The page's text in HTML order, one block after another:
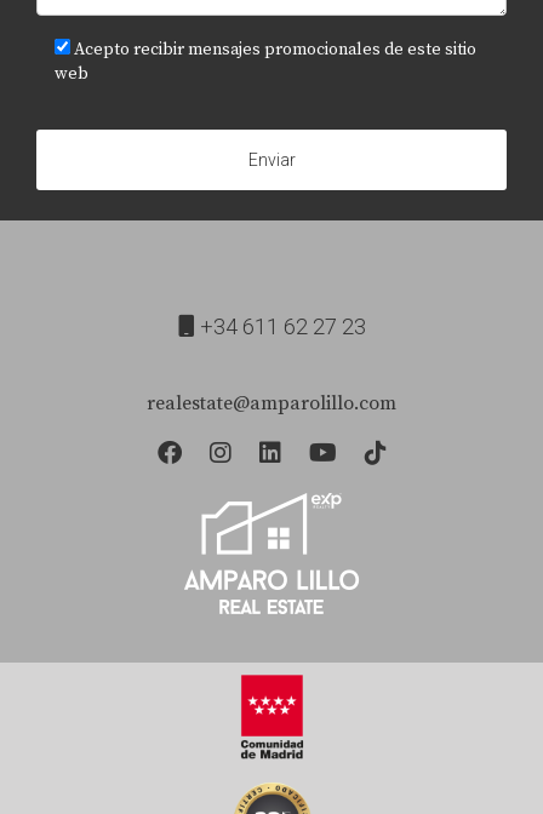
Acepto recibir mensajes promocionales de este sitio
web
Enviar
+34 611 62 27 23
realestate@amparolillo.com